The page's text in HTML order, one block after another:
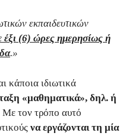
εκπαιδευτικών
έξι (6) ώρες ημερησίως ή
.»
κάποια ιδιωτικά
«μαθηματικά», δηλ. ή
Με τον τρόπο αυτό
να εργάζονται τη μία